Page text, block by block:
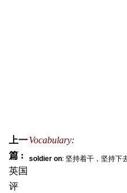
Vocabulary:
soldier on: 坚持着干，坚持下
上一
篇 :
英国
评